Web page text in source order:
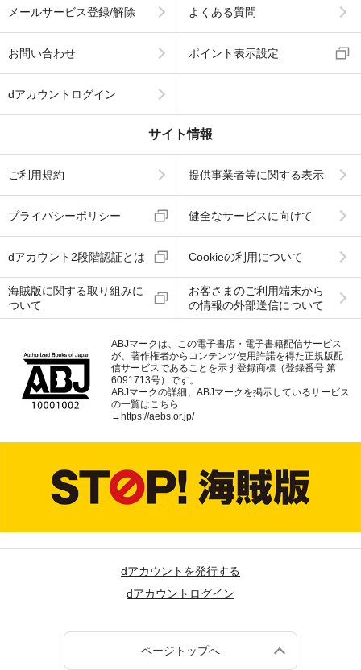
メールサービス登録/解除 よくある質問
お問い合わせ ポイント表示設定
dアカウントログイン
サイト情報
ご利用規約 提供事業者等に関する表示
プライバシーポリシー 健全なサービスに向けて
dアカウント2段階認証とは Cookieの利用について
海賊版に関する取り組みに
ついて
お客さまのご利用端末から
の情報の外部送信について
ABJマークは、この電子書店・電子書籍配信サービス
が、著作権者からコンテンツ使用許諾を得た正規版配
信サービスであることを示す登録商標（登録番号 第
6091713号）です。
ABJマークの詳細、ABJマークを掲示しているサービス
の一覧はこちら
→ https://aebs.or.jp/
dアカウントを発行する
dアカウントログイン
ページトップへ